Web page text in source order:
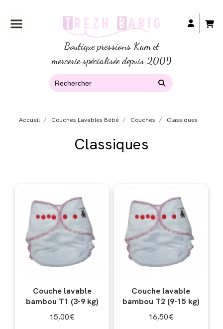
Boutique pressions Kam et
mercerie spécialisée depuis 2009
Accueil Couches Lavables Bébé Couches Classiques
Classiques
Couche lavable
bambou T1 (3-9 kg)
15,00€
Couche lavable
bambou T2 (9-15 kg)
16,50€